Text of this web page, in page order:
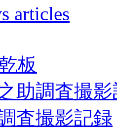
articles
板
助調査撮
査撮影記録